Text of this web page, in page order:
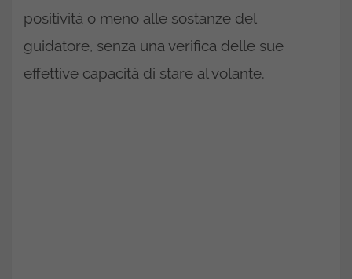
positività o meno alle sostanze del
guidatore, senza una verifica delle sue
effettive capacità di stare al volante.